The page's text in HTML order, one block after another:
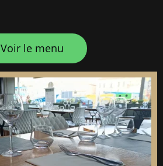
Voir le menu